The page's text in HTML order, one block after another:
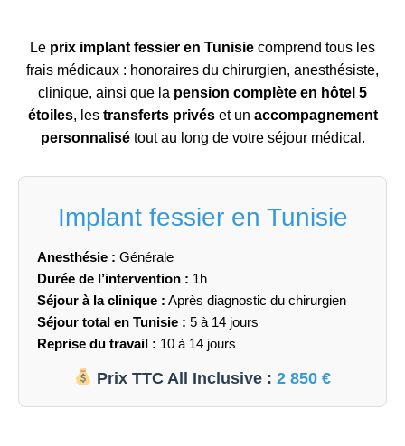
Le prix implant fessier en Tunisie comprend tous les
frais médicaux : honoraires du chirurgien, anesthésiste,
clinique, ainsi que la pension complète en hôtel 5
étoiles, les transferts privéset un accompagnement
personnalisétout au long de votre séjour médical.
Implant fessier en Tunisie
Anesthésie : Générale
Durée de l’intervention : 1h
Séjour à la clinique : Après diagnostic du chirurgien
Séjour total en Tunisie : 5 à 14 jours
Reprise du travail : 10 à 14 jours
Prix TTC All Inclusive :2 850 €